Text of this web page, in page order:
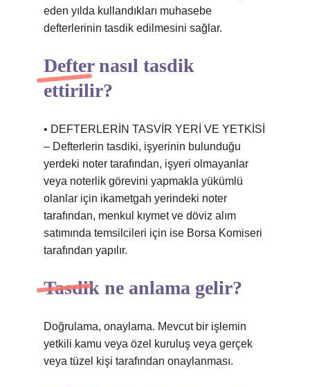
eden yılda kullandıkları muhasebe
defterlerinin tasdik edilmesini sağlar.
Defter nasıl tasdik
ettirilir?
• DEFTERLERİN TASVİR YERİ VE YETKİSİ
– Defterlerin tasdiki, işyerinin bulunduğu
yerdeki noter tarafından, işyeri olmayanlar
veya noterlik görevini yapmakla yükümlü
olanlar için ikametgah yerindeki noter
tarafından, menkul kıymet ve döviz alım
satımında temsilcileri için ise Borsa Komiseri
tarafından yapılır.
Tasdik ne anlama gelir?
Doğrulama, onaylama. Mevcut bir işlemin
yetkili kamu veya özel kuruluş veya gerçek
veya tüzel kişi tarafından onaylanması.